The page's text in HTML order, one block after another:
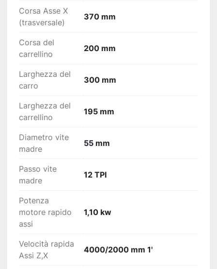
Corsa Asse X
(trasversale)
370 mm
Corsa del
carrellino
200 mm
Larghezza del
carro
300 mm
Larghezza del
carrellino
195 mm
Diametro vite
madre
55 mm
Passo vite
madre
12 TPI
Potenza
motore rapido
assi
1,10 kw
Velocità rapida
Assi Z,X
4000/2000 mm 1'